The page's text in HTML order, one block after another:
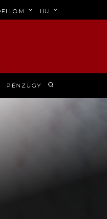
HU
PÉNZÜGY